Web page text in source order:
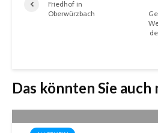
Friedhof in
Oberwürzbach
Das könnten Sie auch